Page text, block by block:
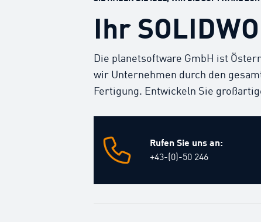
Ihr
Die planetsoftware GmbH ist
wir Unternehmen durch den
Fertigung. Entwickeln Sie
Rufen Sie uns an:
+43-(0)-50 246